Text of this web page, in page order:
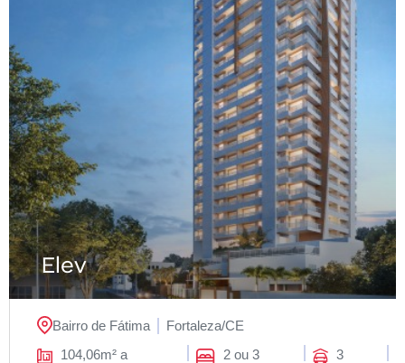
Elev
Bairro de Fátima Fortaleza/CE
104,06m² a
2 ou 3
3